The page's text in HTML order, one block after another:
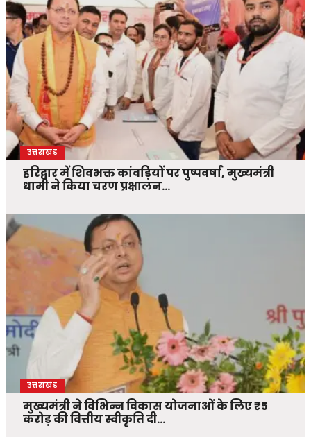
उत्तराखंड
हरिद्वार में शिवभक्त कांवड़ियों पर पुष्पवर्षा, मुख्यमंत्री
धामी ने किया चरण प्रक्षालन…
उत्तराखंड
मुख्यमंत्री ने विभिन्न विकास योजनाओं के लिए ₹5
करोड़ की वित्तीय स्वीकृति दी…